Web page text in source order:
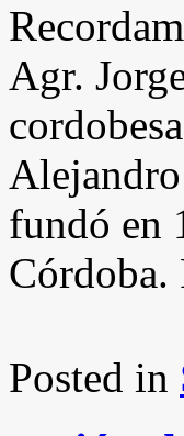
Agr.
fundó en
Córdoba.
Posted in